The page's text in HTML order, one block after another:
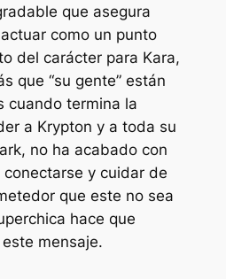
que asegura
como un punto
del carácter para Kara,
que “su gente” están
cuando termina la
a Krypton y a toda su
no ha acabado con
y cuidar de
que este no sea
hace que
mensaje.